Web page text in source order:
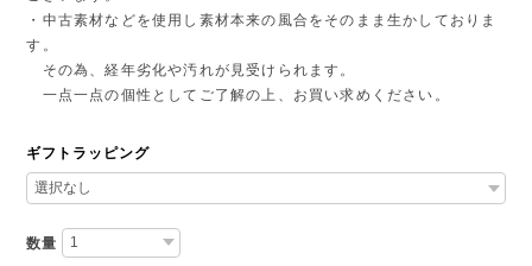
・中古素材などを使用し素材本来の風合をそのまま生かしておりま
す。
その為、経年劣化や汚れが見受けられます。
一点一点の個性としてご了解の上、お買い求めください。
ギフトラッピング
数量